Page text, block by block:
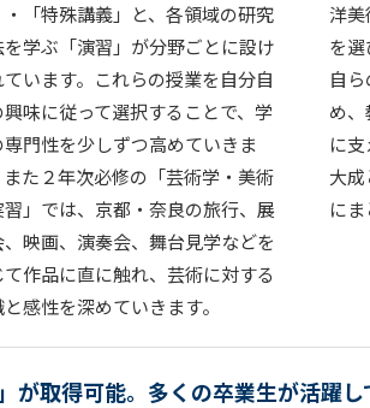
「特殊講義」と、各領域の研究
を学ぶ「演習」が分野ごとに設け
ています。これらの授業を自分自
興味に従って選択することで、学
専門性を少しずつ高めていきま
また２年次必修の「芸術学・美術
習」では、京都・奈良の旅行、展
、映画、演奏会、舞台見学などを
作品に直に触れ、芸術に対する
感性を深めていきます。
洋美
を
自
め
に
大
に
が取得可能。多くの卒業生が活躍